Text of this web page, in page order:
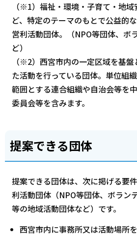
（※1）福祉・環境・子育て・地
ど、特定のテーマのもとで公益的
営利活動団体。（NPO等団体、ボ
ど）
（※2）西宮市内の一定区域を基
た活動を行っている団体。単位組
範囲とする連合組織や自治会等を
委員会等を含みます。
提案できる団体
提案できる団体は、次に掲げる要
利活動団体（NPO等団体、ボラン
等の地域活動団体など）です。
西宮市内に事務所又は活動場所を